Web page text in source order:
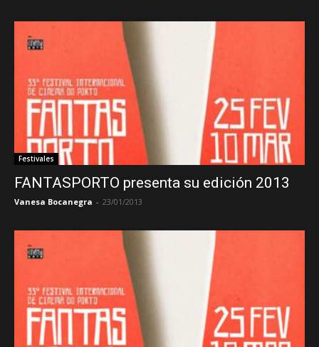
Festivales
FANTASPORTO presenta su edición 2013
Vanesa Bocanegra - 23/01/2013